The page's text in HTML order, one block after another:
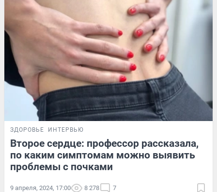
ЗДОРОВЬЕ ИНТЕРВЬЮ
Второе сердце: профессор рассказала,
по каким симптомам можно выявить
проблемы с почками
9 апреля, 2024, 17:00 8 278 7